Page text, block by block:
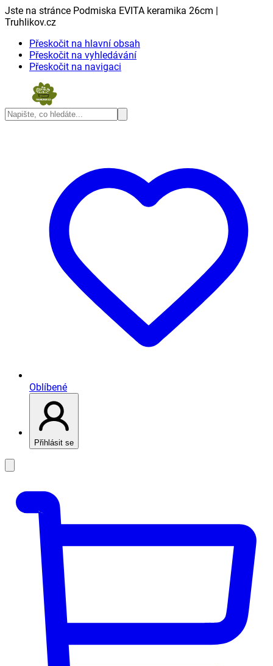
Jste na stránce Podmiska EVITA keramika 26cm |
Truhlikov.cz
Přeskočit na hlavní obsah
Přeskočit na vyhledávání
Přeskočit na navigaci
Oblíbené
Přihlásit se